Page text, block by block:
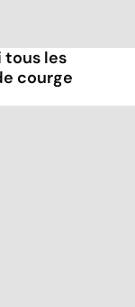
tous les
courge